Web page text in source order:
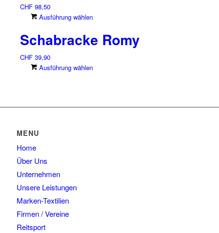
können
auf
CHF98,50
Ausführung wählen
weist
mehrere
auf
Schabracke Romy
CHF39,90
Ausführung wählen
Varianten
MENU
Home
Über Uns
Unternehmen
Unsere Leistungen
Marken-Textilien
Firmen / Vereine
Reitsport